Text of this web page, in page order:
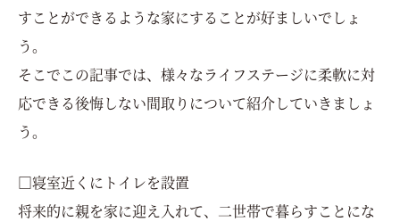
すことができるような家にすることが好ましいでしょ
う。
そこでこの記事では、様々なライフステージに柔軟に対
応できる後悔しない間取りについて紹介していきましょ
う。
□寝室近くにトイレを設置
将来的に親を家に迎え入れて、二世帯で暮らすことにな